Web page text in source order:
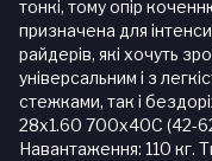
тонкі, тому опір
призначена для
райдерів, які хочуть
універсальним і з
стежками, так і
28x1.60 700x40C (42-
Навантаження: 110 кг.